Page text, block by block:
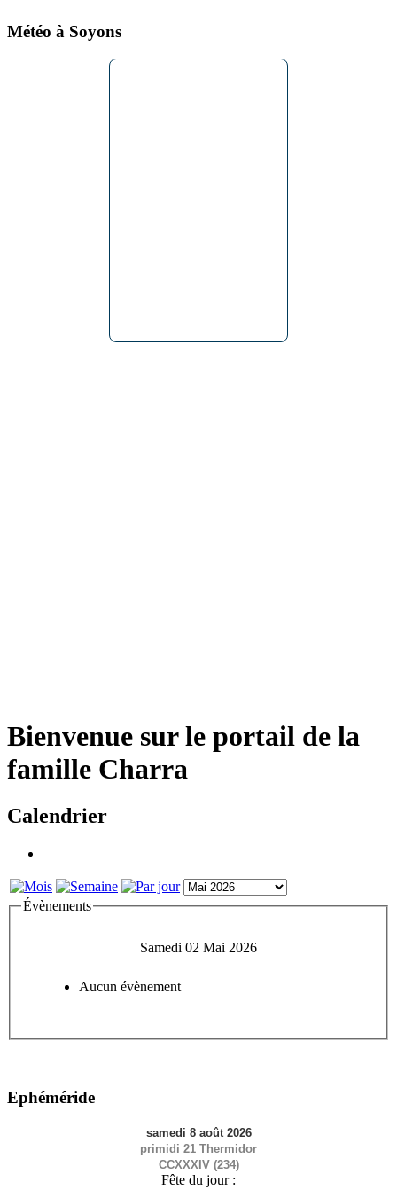
Météo à Soyons
Bienvenue sur le portail de la
famille Charra
Calendrier
Évènements
Samedi 02 Mai 2026
Aucun évènement
Ephéméride
samedi 8 août 2026
primidi 21 Thermidor
CCXXXIV (234)
Fête du jour :